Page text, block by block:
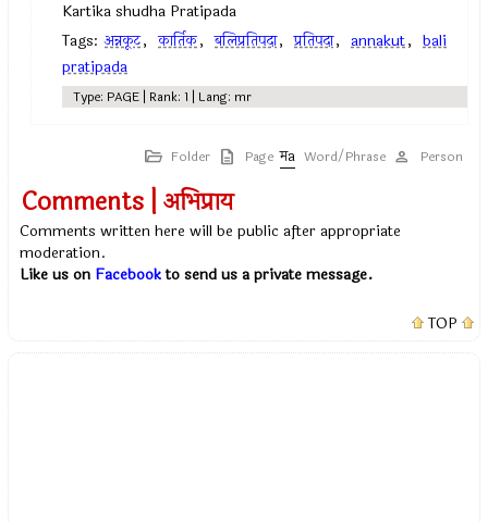
Kartika shudha Pratipada
Tags: अन्नकूट, कार्तिक, बलिप्रतिपदा, प्रतिपदा, annakut, bali
pratipada
Type: PAGE | Rank: 1 | Lang: mr
Folder Page Word/Phrase Person
Comments | अभिप्राय
Comments written here will be public after appropriate
moderation.
Like us on Facebookto send us a private message.
TOP